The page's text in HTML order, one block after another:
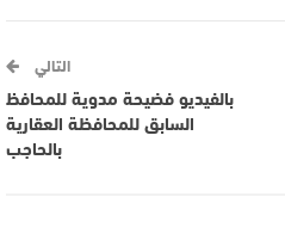
التالي
بالفيديو فضيحة مدوية للمحافظ
السابق للمحافظة العقارية
بالحاجب